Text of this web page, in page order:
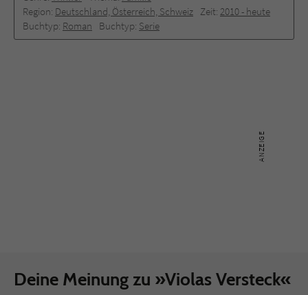
Region: Deutschland, Österreich, Schweiz Zeit: 2010 -­ heute
Buchtyp: Roman Buchtyp: Serie
Deine Meinung zu »Violas Versteck«